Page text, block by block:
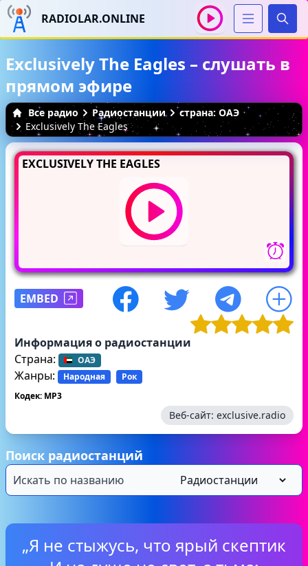
RADIOLAR.ONLINE
Exclusively The Eagles – слушать в
прямом эфире
Все радио Радиостанции
страна: ОАЭ
Exclusively The Eagles
EXCLUSIVELY THE EAGLES
EMBED
Информация о радиостанции
Страна:
ОАЭ
Жанры: Народная
Рок
Кодек: MP3
Веб-сайт: exclusive.radio
Поиск радиостанций
„Я не стыжусь, что ярый скептик